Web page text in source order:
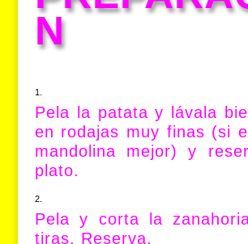
N
Pela la patata y lávala
en rodajas muy finas (si
mandolina mejor) y
plato.
Pela y corta la
tiras. Reserva.